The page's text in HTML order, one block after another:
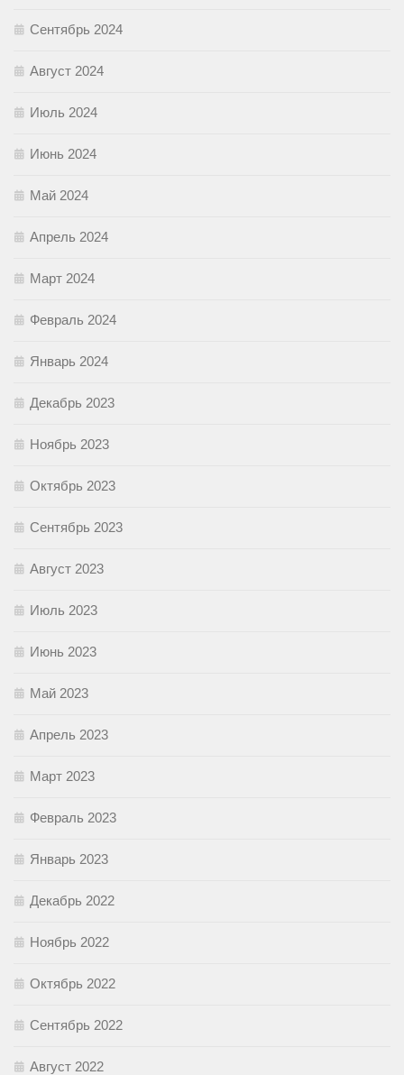
Сентябрь 2024
Август 2024
Июль 2024
Июнь 2024
Май 2024
Апрель 2024
Март 2024
Февраль 2024
Январь 2024
Декабрь 2023
Ноябрь 2023
Октябрь 2023
Сентябрь 2023
Август 2023
Июль 2023
Июнь 2023
Май 2023
Апрель 2023
Март 2023
Февраль 2023
Январь 2023
Декабрь 2022
Ноябрь 2022
Октябрь 2022
Сентябрь 2022
Август 2022